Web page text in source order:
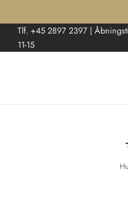
Tlf. +45 2897 2397 |
11-15